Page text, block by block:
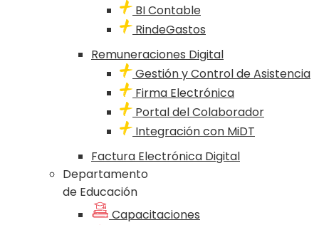
BI Contable
RindeGastos
Remuneraciones Digital
Gestión y Control de Asistencia
Firma Electrónica
Portal del Colaborador
Integración con MiDT
Factura Electrónica Digital
Departamento
de Educación
Capacitaciones